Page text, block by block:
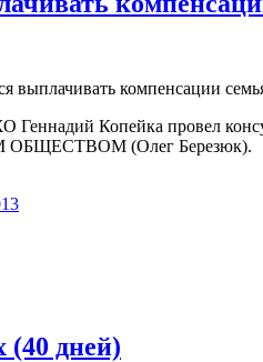
выплачивать компенсации
Геннадий Копейка провел
(Олег Березюк).
(40 дней)